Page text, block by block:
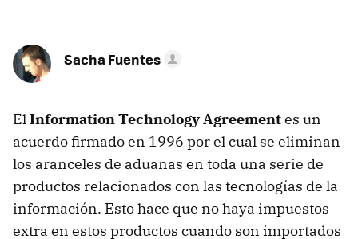
Sacha Fuentes
ElInformation Technology Agreementes un
acuerdo firmado en 1996 por el cual se eliminan
los aranceles de aduanas en toda una serie de
productos relacionados con las tecnologías de la
información. Esto hace que no haya impuestos
extra en estos productos cuando son importados